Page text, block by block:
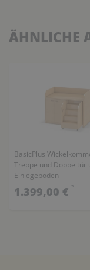
ÄHNLICHE
BasicPlus
Treppe und Doppeltür
Einlegeböden
1.399,00 € *